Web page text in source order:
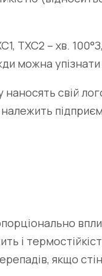
ТХС2 – хв.
можна
свій
і
якщо